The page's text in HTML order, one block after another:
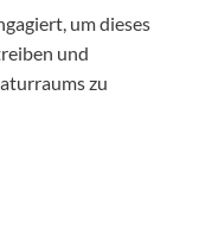
um dieses
und
zu